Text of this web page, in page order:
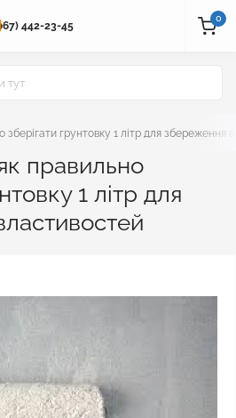
442-23-45
0
грунтовку 1 літр для збереження
правильно
1 літр для